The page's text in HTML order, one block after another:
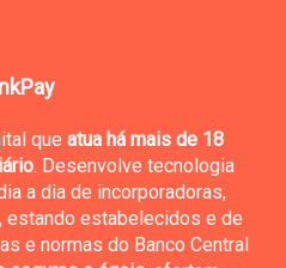
que atua há mais de 18
. Desenvolve tecnologia
a dia de incorporadoras,
estando estabelecidos e de
e normas do Banco Central